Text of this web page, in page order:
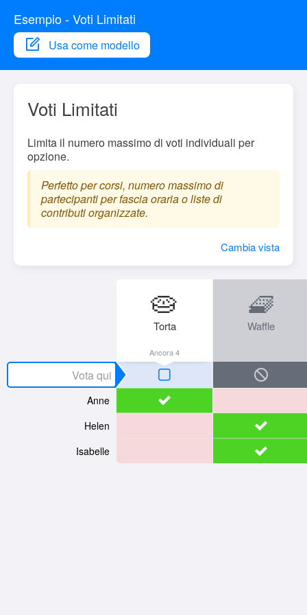
Esempio - Voti Limitati
Usa come modello
Voti Limitati
Limita il numero massimo di voti individuali per
opzione.
Perfetto per corsi, numero massimo di
partecipanti per fascia oraria o liste di
contributi organizzate.
Cambia vista
🥧
Torta
Ancora 4
🧇
Waffle
Anne
Helen
Isabelle